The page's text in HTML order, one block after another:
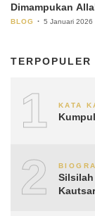
Dimampukan
BLOG 5 Januari 2026
TERPOPULER
1 KATA
2
Silsilah